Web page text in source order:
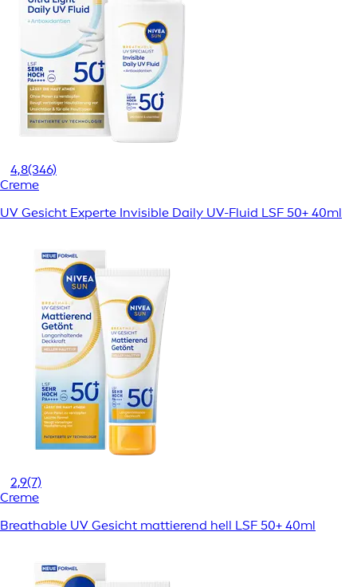
4,8(346)
Creme
UV Gesicht Experte Invisible Daily UV-Fluid LSF 50+ 40ml
2,9(7)
Creme
Breathable UV Gesicht mattierend hell LSF 50+ 40ml